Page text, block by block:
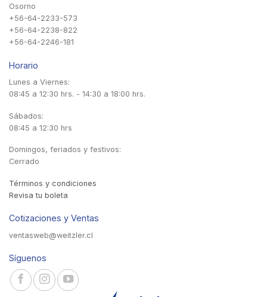
Osorno
+56-64-2233-573
+56-64-2238-822
+56-64-2246-181
Horario
Lunes a Viernes:
08:45 a 12:30 hrs. - 14:30 a 18:00 hrs.
Sábados:
08:45 a 12:30 hrs
Domingos, feriados y festivos:
Cerrado
Términos y condiciones
Revisa tu boleta
Cotizaciones y Ventas
ventasweb@weitzler.cl
Síguenos